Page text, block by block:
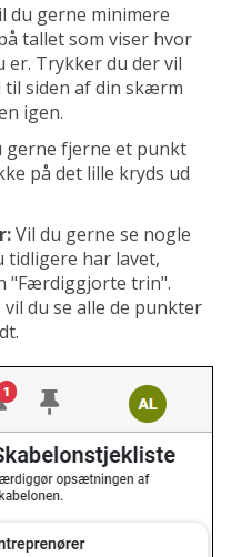
du gerne minimere
tallet som viser hvor
er. Trykker du der vil
siden af din skærm
igen.
gerne fjerne et punkt
på det lille kryds ud
Vil du gerne se nogle
tidligere har lavet,
"Færdiggjorte trin".
du se alle de punkter